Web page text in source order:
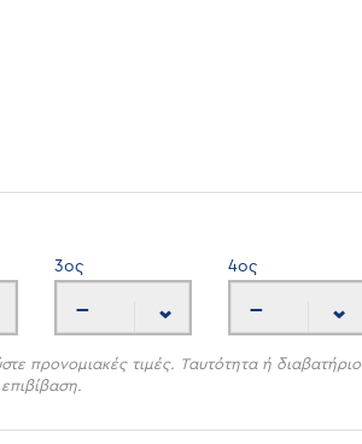
3ος
---
4ος
---
προνομιακές τιμές. Ταυτότητα ή διαβατήριο